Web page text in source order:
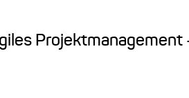
Projektmanagement